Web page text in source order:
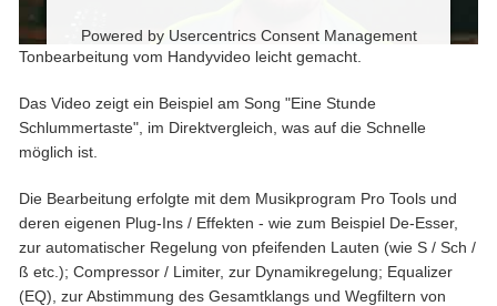
Powered by Usercentrics Consent Management
Platform
Tonbearbeitung vom Handyvideo leicht gemacht.
Das Video zeigt ein Beispiel am Song "Eine Stunde
Schlummertaste", im Direktvergleich, was auf die Schnelle
möglich ist.
Die Bearbeitung erfolgte mit dem Musikprogram Pro Tools und
deren eigenen Plug-Ins / Effekten - wie zum Beispiel De-Esser,
zur automatischer Regelung von pfeifenden Lauten (wie S / Sch /
ß etc.); Compressor / Limiter, zur Dynamikregelung; Equalizer
(EQ), zur Abstimmung des Gesamtklangs und Wegfiltern von